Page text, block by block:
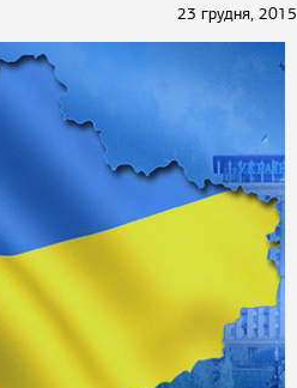
23 грудня, 2015